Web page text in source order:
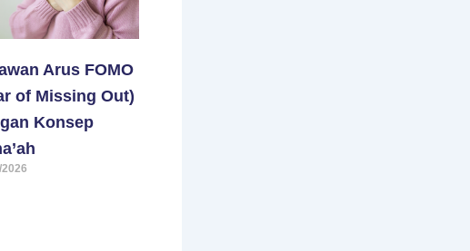
Arus FOMO
of Missing Out)
Konsep